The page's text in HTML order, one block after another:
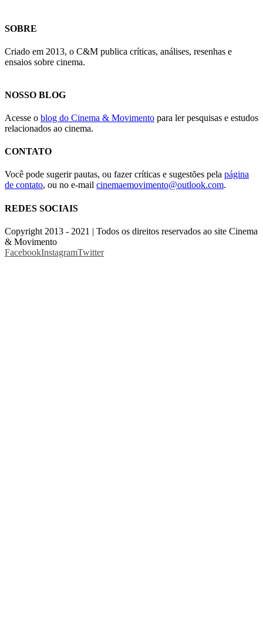
SOBRE
Criado em 2013, o C&M publica críticas, análises, resenhas e
ensaios sobre cinema.
NOSSO BLOG
Acesse o blog do Cinema & Movimento para ler pesquisas e estudos
relacionados ao cinema.
CONTATO
Você pode sugerir pautas, ou fazer críticas e sugestões pela página
de contato, ou no e-mail cinemaemovimento@outlook.com.
REDES SOCIAIS
Copyright 2013 - 2021 | Todos os direitos reservados ao site Cinema
& Movimento
FacebookInstagramTwitter